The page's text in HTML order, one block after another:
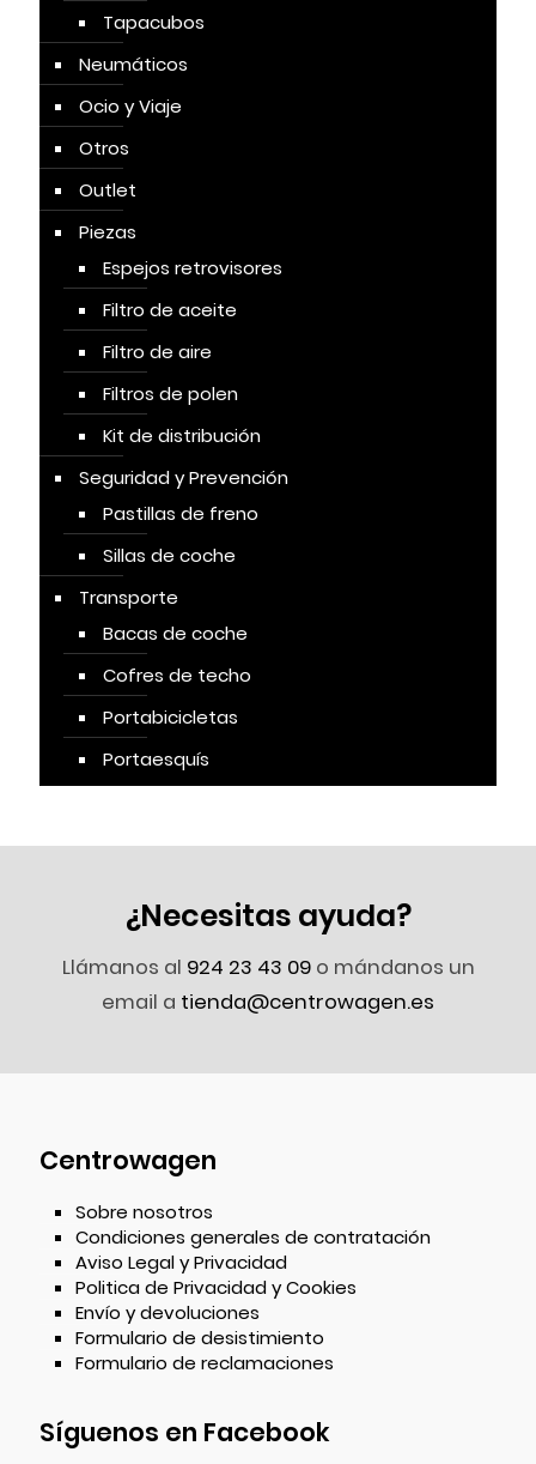
Tapacubos
Neumáticos
Ocio y Viaje
Otros
Outlet
Piezas
Espejos retrovisores
Filtro de aceite
Filtro de aire
Filtros de polen
Kit de distribución
Seguridad y Prevención
Pastillas de freno
Sillas de coche
Transporte
Bacas de coche
Cofres de techo
Portabicicletas
Portaesquís
¿Necesitas ayuda?
Llámanos al 924 23 43 09o mándanos un
email a tienda@centrowagen.es
Centrowagen
Sobre nosotros
Condiciones generales de contratación
Aviso Legal y Privacidad
Politica de Privacidad y Cookies
Envío y devoluciones
Formulario de desistimiento
Formulario de reclamaciones
Síguenos en Facebook